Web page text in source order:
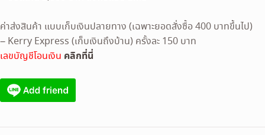
ค่าส่งสินค้า แบบเก็บเงินปลายทาง (เฉพาะยอดสั่งซื้อ 400 บาทขึ้นไป)
– Kerry Express (เก็บเงินถึงบ้าน) ครั้งละ 150 บาท
เลขบัญชีโอนเงิน คลิกที่นี่